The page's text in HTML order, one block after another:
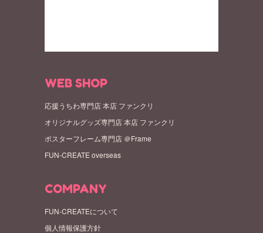
WEB SHOP
応援うちわ専門店 本店 ファンクリ
オリジナルグッズ専門店 本店 ファンクリ
ポスターフレーム専門店 ＠Frame
FUN-CREATE overseas
COMPANY
FUN-CREATEについて
個人情報保護方針